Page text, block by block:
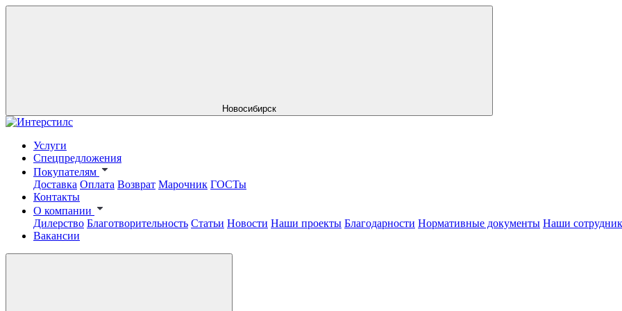
Новосибирск
Услуги
Спецпредложения
Покупателям
Доставка Оплата Возврат Марочник ГОСТы
Контакты
О компании
Дилерство Благотворительность Статьи Новости Наши проекты Благодарности Нормативные документы Наши
Вакансии